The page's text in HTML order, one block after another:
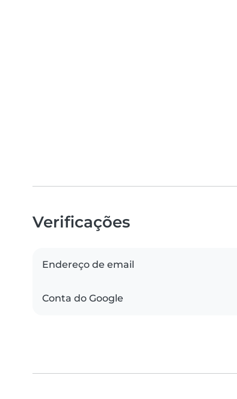
Verificações
Endereço de email
Conta do Google